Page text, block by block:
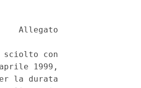
Allegato
sciolto con
1999,
la durata